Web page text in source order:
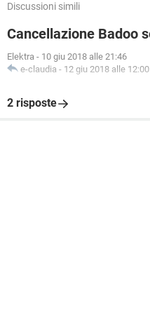
Discussioni simili
Cancellazione Badoo
Elektra - 10 giu 2018 alle 21:46
e-claudia - 12 giu 2018 alle 12:00
2 risposte